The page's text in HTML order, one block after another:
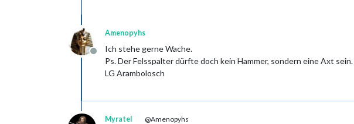
Offline
Amenopyhs
Ich stehe gerne Wache.
Ps. Der Felsspalter dürfte doch kein Hammer, sondern eine Axt
LG Arambolosch
Myratel @Amenopyhs